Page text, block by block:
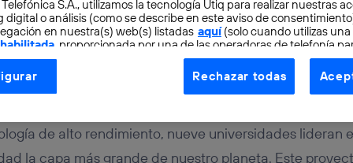
la Tierra
de alto rendimiento, nueve universidades lideran
la capa más grande de nuestro planeta. Este
S.A., utilizamos la tecnología Utiq para realizar nuestras
digital o análisis (como se describe en este aviso de
en nuestra(s) web(s) listadas aquí(solo cuando utilizas una
, proporcionada por una de las operadoras de telefonía
consentimiento en cada página web).
Utiq está diseñada con la privacidad como prioridad
tu dirección IP y otra información de la cuenta de cliente de
a la conexión que utilizas (p. ej., número de teléfono móvil).
Rechazar todas